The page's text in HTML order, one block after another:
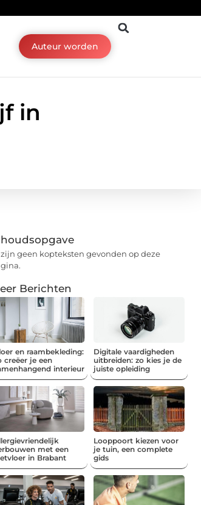
Auteur worden
in
zijn geen kopteksten gevonden op deze
Berichten
en raambekleding:
creëer je een
interieur
Digitale vaardigheden
uitbreiden: zo kies je de
juiste opleiding
met een
in Brabant
Looppoort kiezen voor
je tuin, een complete
gids